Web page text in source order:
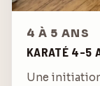
4 À 5 ANS
KARATÉ 4-5
Une